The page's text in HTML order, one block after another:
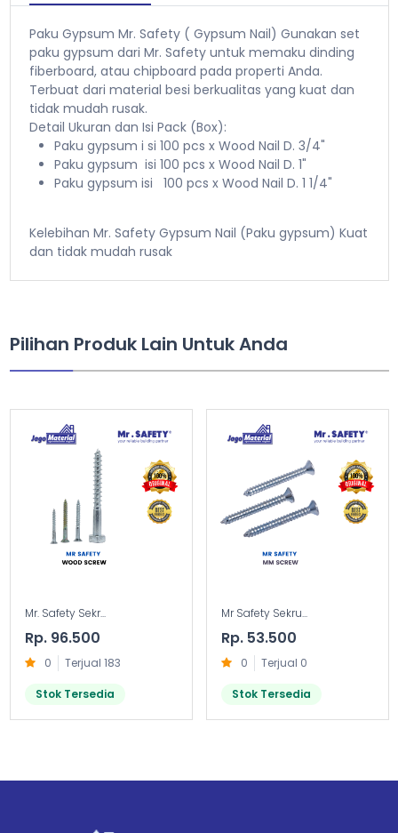
Paku Gypsum Mr. Safety ( Gypsum Nail) Gunakan set
paku gypsum dari Mr. Safety untuk memaku dinding
fiberboard, atau chipboard pada properti Anda.
Terbuat dari material besi berkualitas yang kuat dan
tidak mudah rusak.
Detail Ukuran dan Isi Pack (Box):
Paku gypsum i si 100 pcs x Wood Nail D. 3/4"
Paku gypsum isi 100 pcs x Wood Nail D. 1"
Paku gypsum isi 100 pcs x Wood Nail D. 1 1/4"
Kelebihan Mr. Safety Gypsum Nail (Paku gypsum) Kuat
dan tidak mudah rusak
Pilihan Produk Lain Untuk Anda
Mr. Safety Sekr...
Rp. 96.500
0 Terjual 183
Stok Tersedia
Mr Safety Sekru...
Rp. 53.500
0 Terjual 0
Stok Tersedia